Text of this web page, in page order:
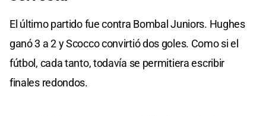
El último partido fue contra Bombal Juniors. Hughes
ganó 3 a 2 y Scocco convirtió dos goles. Como si el
fútbol, cada tanto, todavía se permitiera escribir
finales redondos.